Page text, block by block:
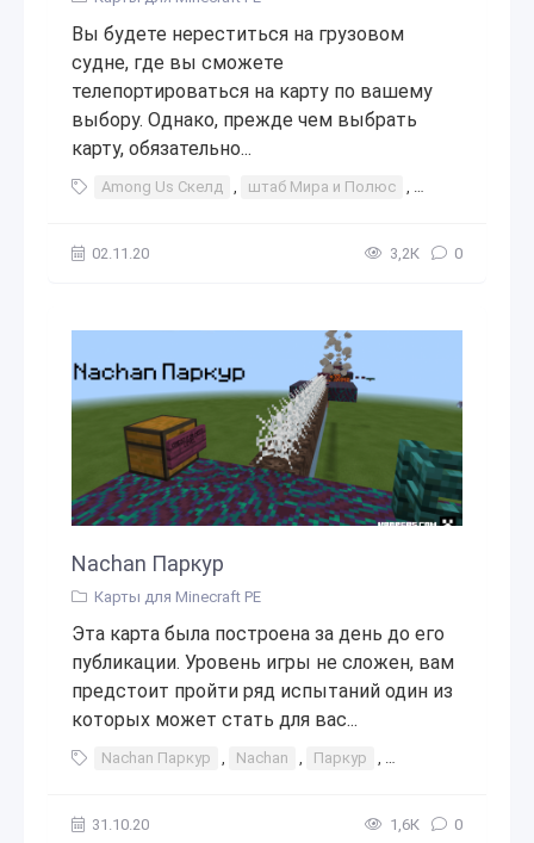
Вы будете нереститься на грузовом
судне, где вы сможете
телепортироваться на карту по вашему
выбору. Однако, прежде чем выбрать
карту, обязательно...
Among Us Скелд , штаб Мира и Полюс , Among Us
02.11.20 3,2К 0
Nachan Паркур
Карты для Minecraft PE
Эта карта была построена за день до его
публикации. Уровень игры не сложен, вам
предстоит пройти ряд испытаний один из
которых может стать для вас...
Nachan Паркур , Nachan , Паркур , паркур карта
31.10.20 1,6К 0